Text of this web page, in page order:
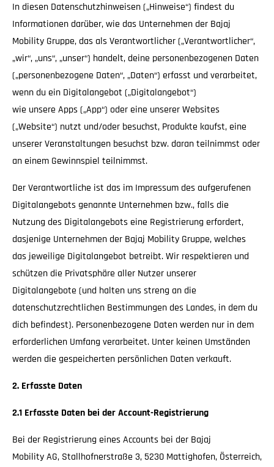
In diesen Datenschutzhinweisen („Hinweise“) findest du
Informationen darüber, wie das Unternehmen der Bajaj
Mobility Gruppe, das als Verantwortlicher („Verantwortlicher“,
„wir“, „uns“, „unser“) handelt, deine personenbezogenen Daten
(„personenbezogene Daten“, „Daten“) erfasst und verarbeitet,
wenn du ein Digitalangebot („Digitalangebot“)
wie unsere Apps („App“) oder eine unserer Websites
(„Website“) nutzt und/oder besuchst, Produkte kaufst, eine
unserer Veranstaltungen besuchst bzw. daran teilnimmst oder
an einem Gewinnspiel teilnimmst.
Der Verantwortliche ist das im Impressum des aufgerufenen
Digitalangebots genannte Unternehmen bzw., falls die
Nutzung des Digitalangebots eine Registrierung erfordert,
dasjenige Unternehmen der Bajaj Mobility Gruppe, welches
das jeweilige Digitalangebot betreibt. Wir respektieren und
schützen die Privatsphäre aller Nutzer unserer
Digitalangebote (und halten uns streng an die
datenschutzrechtlichen Bestimmungen des Landes, in dem du
dich befindest). Personenbezogene Daten werden nur in dem
erforderlichen Umfang verarbeitet. Unter keinen Umständen
werden die gespeicherten persönlichen Daten verkauft.
2. Erfasste Daten
2.1 Erfasste Daten bei der Account-Registrierung
Bei der Registrierung eines Accounts bei der Bajaj
Mobility AG, Stallhofnerstraße 3, 5230 Mattighofen, Österreich,